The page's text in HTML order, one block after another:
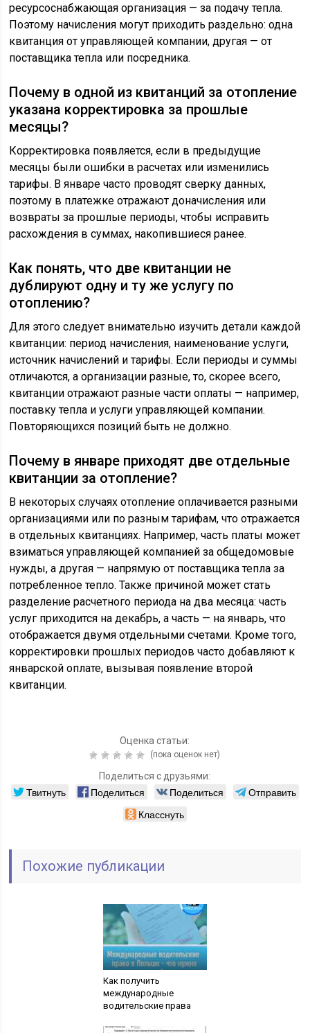
ресурсоснабжающая организация — за подачу тепла.
Поэтому начисления могут приходить раздельно: одна
квитанция от управляющей компании, другая — от
поставщика тепла или посредника.
Почему в одной из квитанций за отопление
указана корректировка за прошлые
месяцы?
Корректировка появляется, если в предыдущие
месяцы были ошибки в расчетах или изменились
тарифы. В январе часто проводят сверку данных,
поэтому в платежке отражают доначисления или
возвраты за прошлые периоды, чтобы исправить
расхождения в суммах, накопившиеся ранее.
Как понять, что две квитанции не
дублируют одну и ту же услугу по
отоплению?
Для этого следует внимательно изучить детали каждой
квитанции: период начисления, наименование услуги,
источник начислений и тарифы. Если периоды и суммы
отличаются, а организации разные, то, скорее всего,
квитанции отражают разные части оплаты — например,
поставку тепла и услуги управляющей компании.
Повторяющихся позиций быть не должно.
Почему в январе приходят две отдельные
квитанции за отопление?
В некоторых случаях отопление оплачивается разными
организациями или по разным тарифам, что отражается
в отдельных квитанциях. Например, часть платы может
взиматься управляющей компанией за общедомовые
нужды, а другая — напрямую от поставщика тепла за
потребленное тепло. Также причиной может стать
разделение расчетного периода на два месяца: часть
услуг приходится на декабрь, а часть — на январь, что
отображается двумя отдельными счетами. Кроме того,
корректировки прошлых периодов часто добавляют к
январской оплате, вызывая появление второй
квитанции.
Оценка статьи:
(пока оценок нет)
Поделиться с друзьями:
Твитнуть Поделиться Поделиться
Отправить
Класснуть
Похожие публикации
Как получить
международные
водительские права